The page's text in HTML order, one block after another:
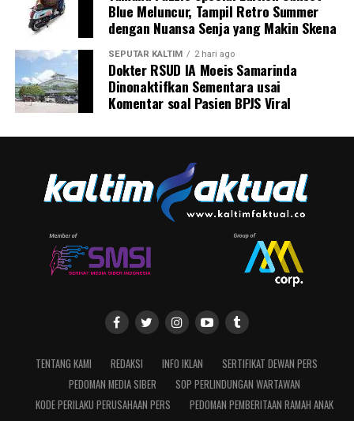
Blue Meluncur, Tampil Retro Summer
dengan Nuansa Senja yang Makin Skena
SEPUTAR KALTIM 2 hari ago
Dokter RSUD IA Moeis Samarinda
Dinonaktifkan Sementara usai
Komentar soal Pasien BPJS Viral
TENTANG KAMI REDAKSI INFO IKLAN
SERTIFIKAT DEWAN PERS
PEDOMAN MEDIA SIBER
SOP PERLINDUNGAN WARTAWAN
KODE PERILAKU PERUSAHAAN PERS
PEDOMAN PEMBERITAAN RAMAH ANAK